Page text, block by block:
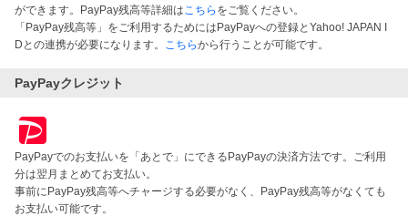
ができます。PayPay残高等詳細はこちら をご覧ください。
「PayPay残高等」をご利用するためにはPayPayへの登録とYahoo! JAPAN I
Dとの連携が必要になります。 こちらから行うことが可能です。
PayPayクレジット
PayPayでのお支払いを「あとで」にできるPayPayの決済方法です。ご利用
分は翌月まとめてお支払い。
事前にPayPay残高等へチャージする必要がなく、PayPay残高等がなくても
お支払い可能です。